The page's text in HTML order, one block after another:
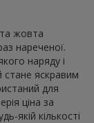
жовта
нареченої.
наряду і
стане яскравим
для
ціна за
якій кількості